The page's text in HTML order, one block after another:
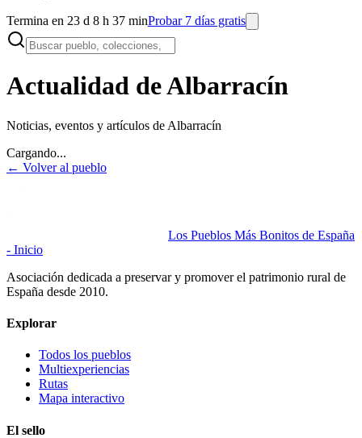
Termina en 23 d 8 h 37 minProbar 7 días gratis
Actualidad de Albarracín
Noticias, eventos y artículos de Albarracín
Cargando...
← Volver al pueblo
Los Pueblos Más Bonitos de España
- Inicio
Asociación dedicada a preservar y promover el patrimonio rural de
España desde 2010.
Explorar
Todos los pueblos
Multiexperiencias
Rutas
Mapa interactivo
El sello